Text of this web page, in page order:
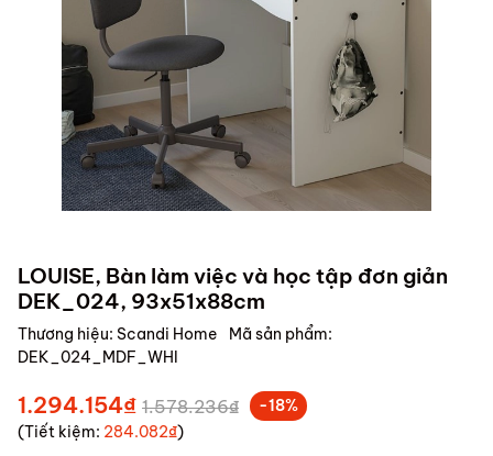
LOUISE, Bàn làm việc và học tập đơn giản
DEK_024, 93x51x88cm
Thương hiệu: Scandi Home
Mã sản phẩm:
DEK_024_MDF_WHI
1.294.154₫ 1.578.236₫
-18%
(Tiết kiệm: 284.082₫)